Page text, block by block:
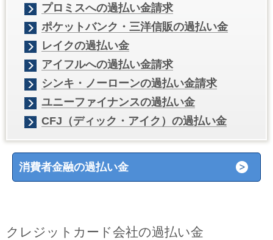
プロミスへの過払い金請求
ポケットバンク・三洋信販の過払い金
レイクの過払い金
アイフルへの過払い金請求
シンキ・ノーローンの過払い金請求
ユニーファイナンスの過払い金
CFJ（ディック・アイク）の過払い金
消費者金融の過払い金
クレジットカード会社の過払い金